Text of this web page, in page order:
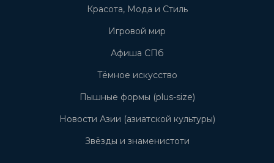
Красота, Мода и Стиль
Игровой мир
Афиша СПб
Тёмное искусство
Пышные формы (plus-size)
Новости Азии (азиатской культуры)
Звёзды и знаменистоти